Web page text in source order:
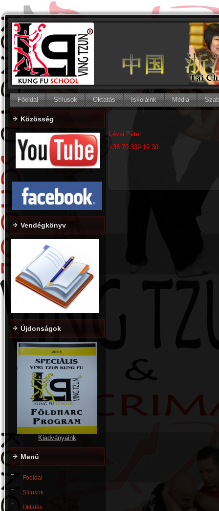
Főoldal Stílusok Oktatás Iskoláink Média
Közösség
Vendégkönyv
Újdonságok
Kiadványaink
Menü
Főoldal
Stílusok
Oktatás
Lévai Péter
+36 70 339 19 30